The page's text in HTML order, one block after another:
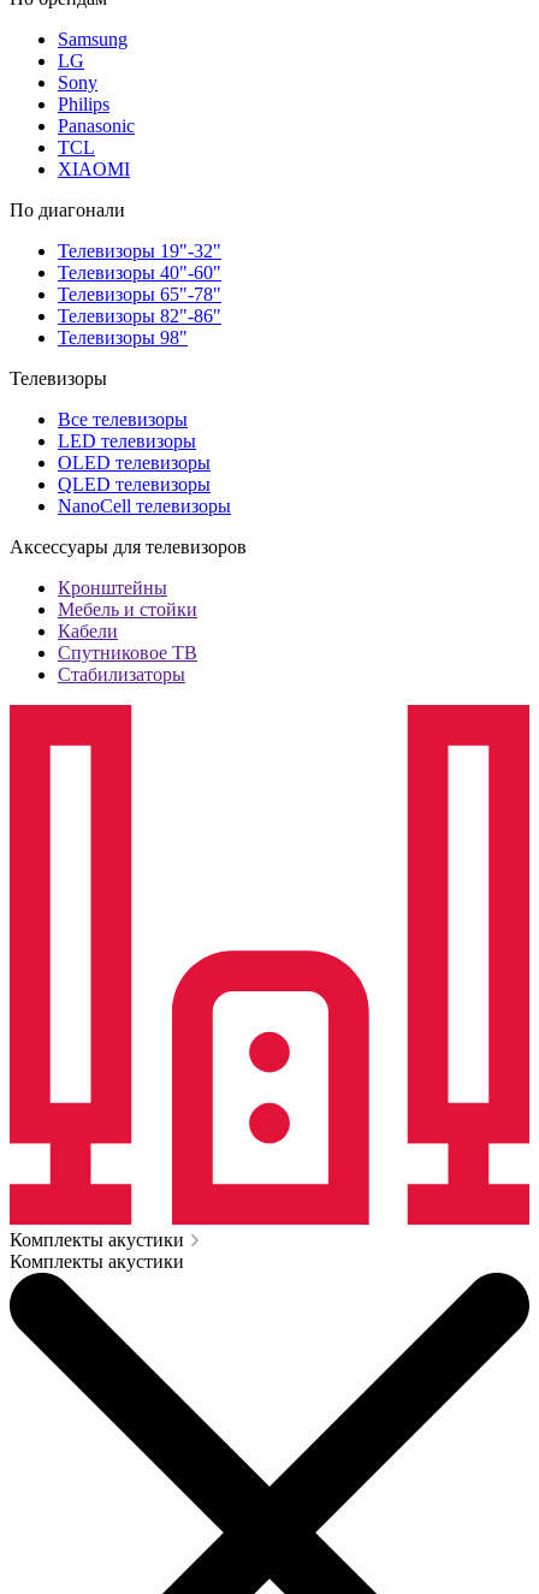
Samsung
LG
Sony
Philips
Panasonic
TCL
XIAOMI
По диагонали
Телевизоры 19"-32"
Телевизоры 40"-60"
Телевизоры 65"-78"
Телевизоры 82"-86"
Телевизоры 98"
Телевизоры
Все телевизоры
LED телевизоры
OLED телевизоры
QLED телевизоры
NanoCell телевизоры
Аксессуары для телевизоров
Кронштейны
Мебель и стойки
Кабели
Спутниковое ТВ
Стабилизаторы
Комплекты акустики
Комплекты акустики